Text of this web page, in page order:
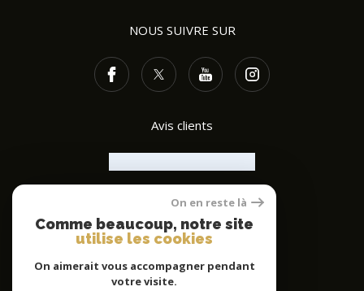
NOUS SUIVRE SUR
Avis clients
ADHÉRENTS
On en reste là
Comme beaucoup, notre site
utilise les cookies
On aimerait vous accompagner pendant
votre visite.